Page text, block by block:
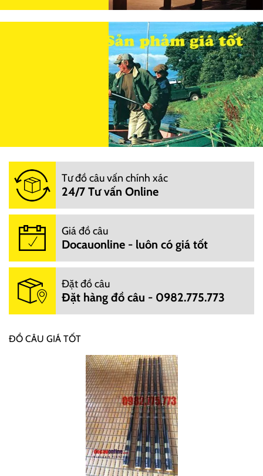
Tư đồ câu vấn chính xác
24/7 Tư vấn Online
Giá đồ câu
Docauonline - luôn có giá tốt
Đặt đồ câu
Đặt hàng đồ câu - 0982.775.773
ĐỒ CÂU GIÁ TỐT